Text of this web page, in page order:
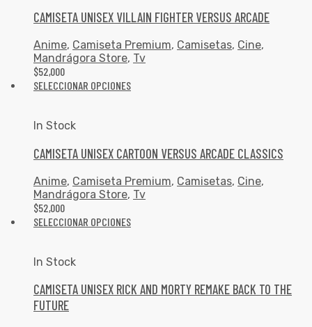
CAMISETA UNISEX VILLAIN FIGHTER VERSUS ARCADE
Anime, Camiseta Premium, Camisetas, Cine,
Mandrágora Store, Tv
$52,000
SELECCIONAR OPCIONES
In Stock
CAMISETA UNISEX CARTOON VERSUS ARCADE CLASSICS
Anime, Camiseta Premium, Camisetas, Cine,
Mandrágora Store, Tv
$52,000
SELECCIONAR OPCIONES
In Stock
CAMISETA UNISEX RICK AND MORTY REMAKE BACK TO THE
FUTURE